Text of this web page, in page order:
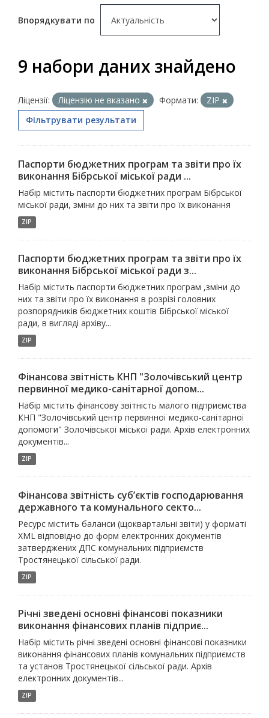
Впорядкувати по
9 набори даних знайдено
Ліцензії: Ліцензію не вказано Формати:
ZIP
Фільтрувати результати
Паспорти бюджетних програм та звіти про їх
виконання Бібрської міської ради ...
Набір містить паспорти бюджетних програм Бібрської
міської ради, зміни до них та звіти про їх виконання
ZIP
Паспорти бюджетних програм та звіти про їх
виконання Бібрської міської ради з...
Набір містить паспорти бюджетних програм ,зміни до
них та звіти про їх виконання в розрізі головних
розпорядників бюджетних коштів Бібрської міської
ради, в вигляді архіву...
ZIP
Фінансова звітність КНП "Золочівський центр
первинної медико-санітарної допом...
Набір містить фінансову звітність малого підприємства
КНП "Золочівський центр первинної медико-санітарної
допомоги" Золочівської міської ради. Архів електронних
документів...
ZIP
Фінансова звітність суб’єктів господарювання
державного та комунального секто...
Ресурс містить баланси (щоквартальні звіти) у форматі
XML відповідно до форм електронних документів
затверджених ДПС комунальних підприємств
Тростянецької сільської ради.
ZIP
Річні зведені основні фінансові показники
виконання фінансових планів підприє...
Набір містить річні зведені основні фінансові показники
виконання фінансових планів комунальних підприємств
та установ Тростянецької сільської ради. Архів
електронних документів...
ZIP